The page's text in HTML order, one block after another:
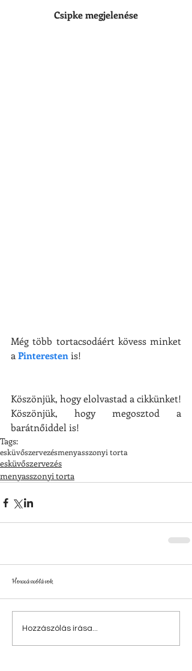
Csipke megjelenése
Még több tortacsodáért kövess minket
a Pinteresten is!
Köszönjük, hogy elolvastad a cikkünket!
Köszönjük, hogy megosztod a
barátnőiddel is!
Tags:
esküvőszervezésmenyasszonyi torta
esküvőszervezés
menyasszonyi torta
Hozzászólások
Hozzászólás írása...